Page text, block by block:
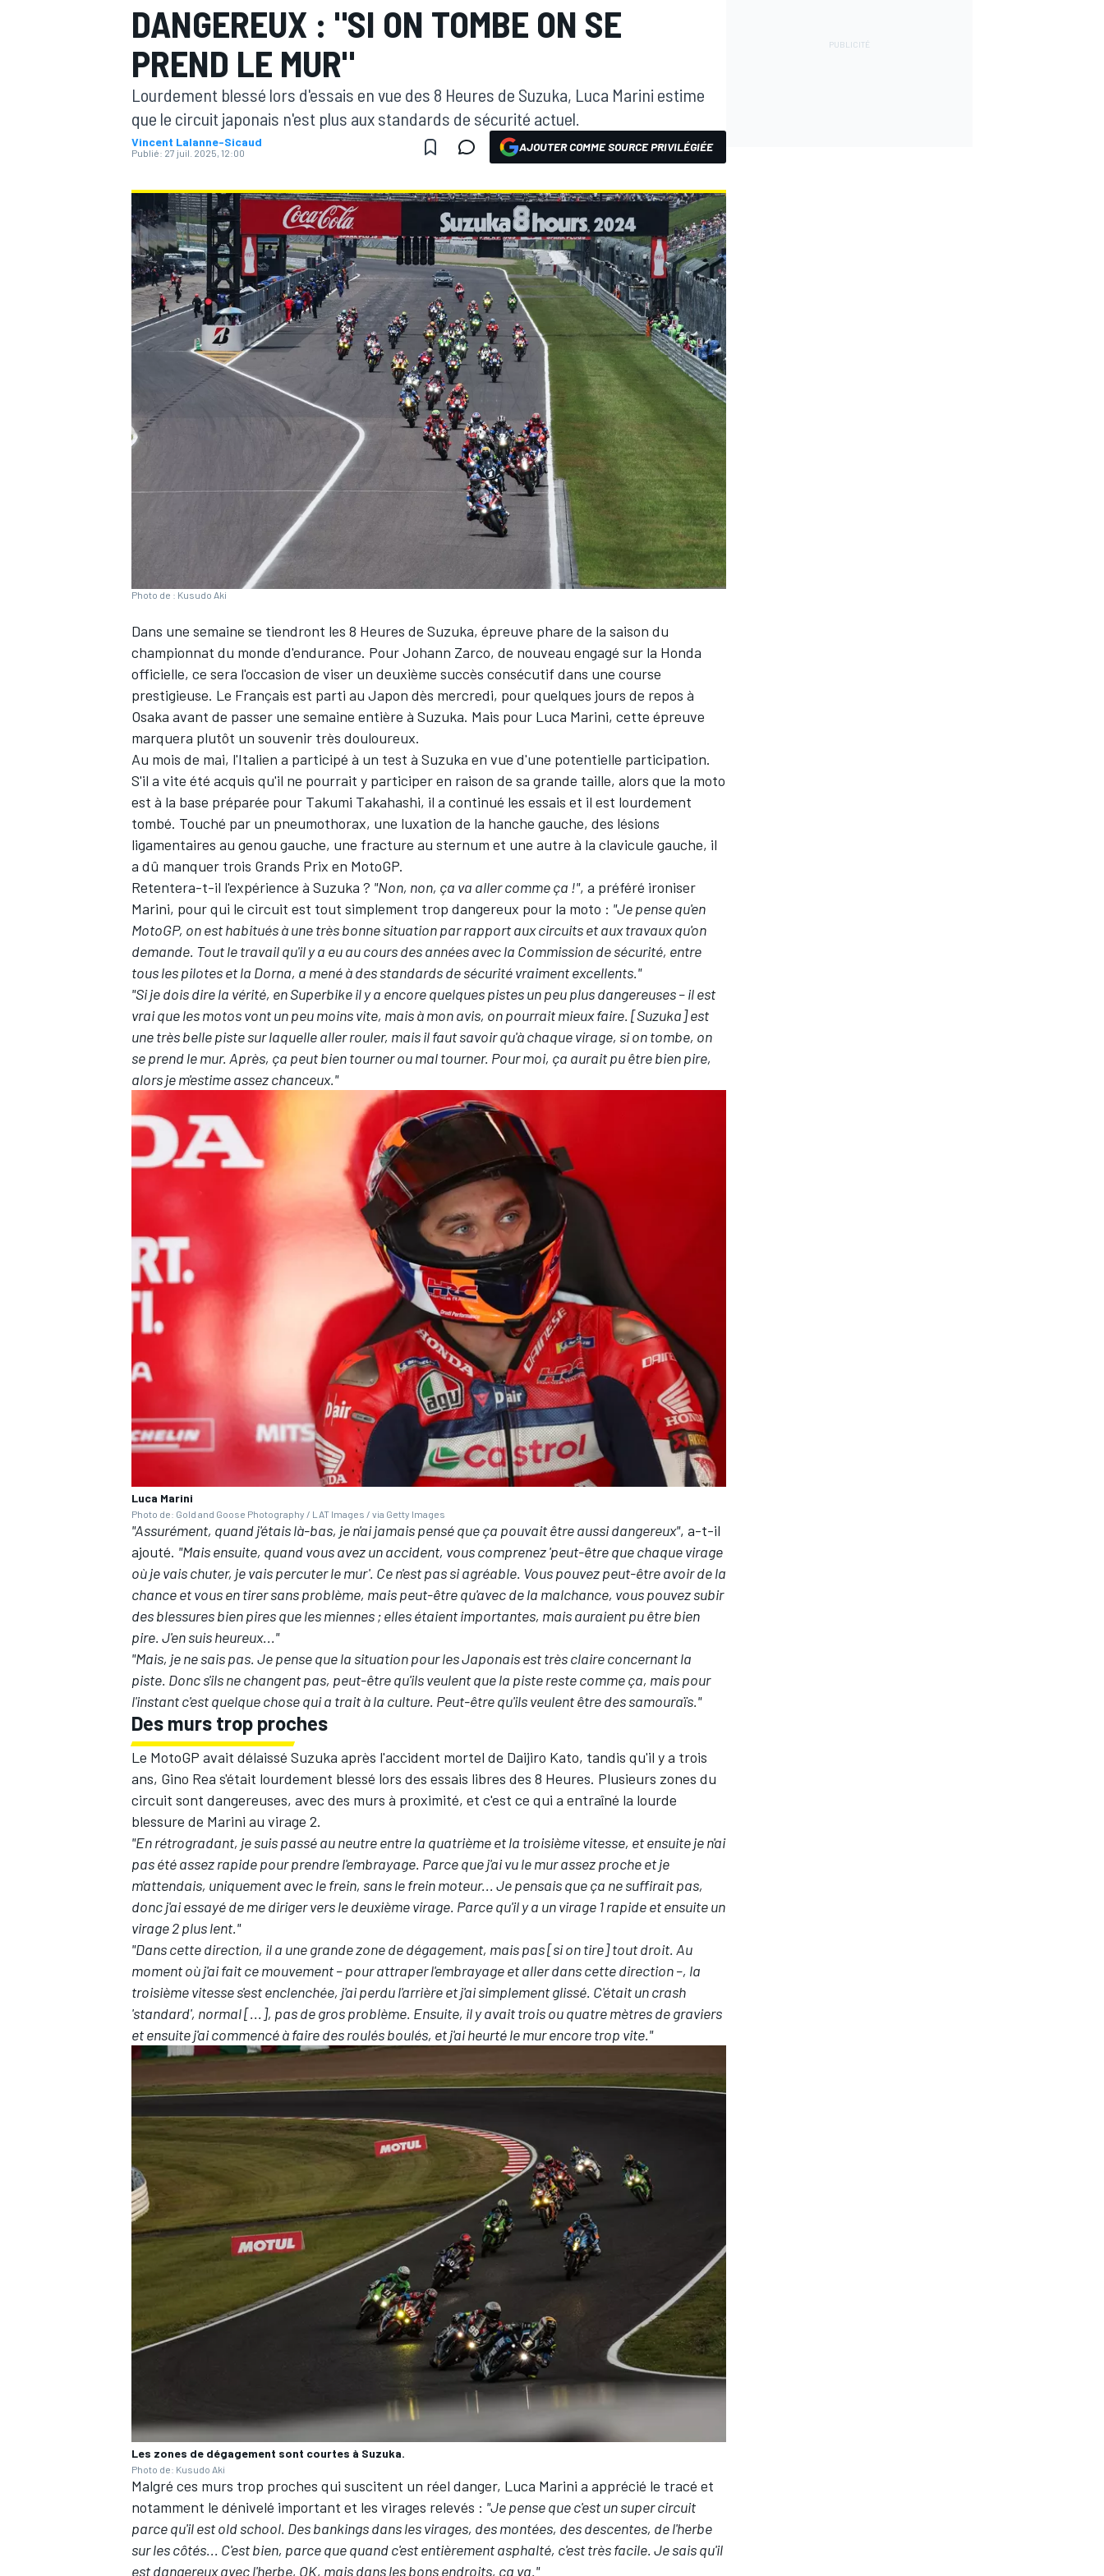
MOTOGP
WRC
WEC
AUTRES CHAMPIONNATS
DANGEREUX : "SI ON TOMBE ON SE
PREND LE MUR"
Lourdement blessé lors d'essais en vue des 8 Heures de Suzuka, Luca Marini estime
que le circuit japonais n'est plus aux standards de sécurité actuel.
Vincent Lalanne-Sicaud
Publié: 27 juil. 2025, 12:00 AJOUTER COMME SOURCE PRIVILÉGIÉE
Photo de : Kusudo Aki
Dans une semaine se tiendront les 8 Heures de Suzuka, épreuve phare de la saison du
championnat du monde d'endurance. PourJohann Zarco, de nouveau engagé sur la Honda
officielle, ce sera l'occasion de viser un deuxième succès consécutif dans une course
prestigieuse. Le Français est parti au Japon dès mercredi, pour quelques jours de repos à
Osaka avant de passer une semaine entière à Suzuka. Mais pour Luca Marini, cette épreuve
marquera plutôt un souvenir très douloureux.
Au mois de mai, l'Italien a participé à un test à Suzuka en vue d'une potentielle participation.
S'il a vite été acquis qu'il ne pourrait y participer en raison de sa grande taille, alors que la moto
est à la base préparée pour Takumi Takahashi, il a continué les essais et il est lourdement
tombé. Touché par un pneumothorax, une luxation de la hanche gauche, des lésions
ligamentaires au genou gauche, une fracture au sternum et une autre à la clavicule gauche, il
a dû manquer trois Grands Prix en MotoGP.
Retentera-t-il l'expérience à Suzuka ? "Non, non, ça va aller comme ça !", a préféré ironiser
Marini, pour qui le circuit est tout simplement trop dangereux pour la moto : "Je pense qu'en
MotoGP, on est habitués à une très bonne situation par rapport aux circuits et aux travaux qu'on
demande. Tout le travail qu'il y a eu au cours des années avec la Commission de sécurité, entre
tous les pilotes et la Dorna, a mené à des standards de sécurité vraiment excellents."
"Si je dois dire la vérité, en Superbike il y a encore quelques pistes un peu plus dangereuses – il est
vrai que les motos vont un peu moins vite, mais à mon avis, on pourrait mieux faire. [Suzuka] est
une très belle piste sur laquelle aller rouler, mais il faut savoir qu'à chaque virage, si on tombe, on
se prend le mur. Après, ça peut bien tourner ou mal tourner. Pour moi, ça aurait pu être bien pire,
alors je m'estime assez chanceux."
Luca Marini
Photo de: Gold and Goose Photography / LAT Images / via Getty Images
"Assurément, quand j'étais là-bas, je n'ai jamais pensé que ça pouvait être aussi dangereux", a-t-il
ajouté. "Mais ensuite, quand vous avez un accident, vous comprenez 'peut-être que chaque virage
où je vais chuter, je vais percuter le mur'. Ce n'est pas si agréable. Vous pouvez peut-être avoir de la
chance et vous en tirer sans problème, mais peut-être qu'avec de la malchance, vous pouvez subir
des blessures bien pires que les miennes ; elles étaient importantes, mais auraient pu être bien
pire. J'en suis heureux..."
"Mais, je ne sais pas. Je pense que la situation pour les Japonais est très claire concernant la
piste. Donc s'ils ne changent pas, peut-être qu'ils veulent que la piste reste comme ça, mais pour
l'instant c'est quelque chose qui a trait à la culture. Peut-être qu'ils veulent être des samouraïs."
Des murs trop proches
Le MotoGP avait délaissé Suzuka après l'accident mortel de Daijiro Kato, tandis qu'il y a trois
ans, Gino Rea s'était lourdement blessé lors des essais libres des 8 Heures. Plusieurs zones du
circuit sont dangereuses, avec des murs à proximité, et c'est ce qui a entraîné la lourde
blessure de Marini au virage 2.
"En rétrogradant, je suis passé au neutre entre la quatrième et la troisième vitesse, et ensuite je n'ai
pas été assez rapide pour prendre l'embrayage. Parce que j'ai vu le mur assez proche et je
m'attendais, uniquement avec le frein, sans le frein moteur... Je pensais que ça ne suffirait pas,
donc j'ai essayé de me diriger vers le deuxième virage. Parce qu'il y a un virage 1 rapide et ensuite un
virage 2 plus lent."
"Dans cette direction, il a une grande zone de dégagement, mais pas [si on tire] tout droit. Au
moment où j'ai fait ce mouvement – pour attraper l'embrayage et aller dans cette direction –, la
troisième vitesse s'est enclenchée, j'ai perdu l'arrière et j'ai simplement glissé. C'était un crash
'standard', normal [...], pas de gros problème. Ensuite, il y avait trois ou quatre mètres de graviers
et ensuite j'ai commencé à faire des roulés boulés, et j'ai heurté le mur encore trop vite."
Les zones de dégagement sont courtes à Suzuka.
Photo de: Kusudo Aki
Malgré ces murs trop proches qui suscitent un réel danger, Luca Marini a apprécié le tracé et
notamment le dénivelé important et les virages relevés : "Je pense que c'est un super circuit
parce qu'il est old school. Des bankings dans les virages, des montées, des descentes, de l'herbe
sur les côtés... C'est bien, parce que quand c'est entièrement asphalté, c'est très facile. Je sais qu'il
est dangereux avec l'herbe, OK, mais dans les bons endroits, ça va."